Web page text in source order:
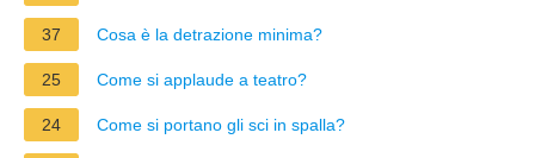
37 Cosa è la detrazione minima?
25 Come si applaude a teatro?
24 Come si portano gli sci in spalla?